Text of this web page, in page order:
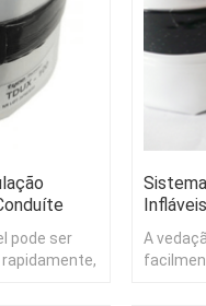
pode ser
Infláveis
A